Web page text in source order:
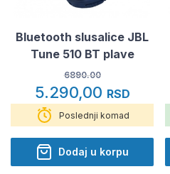
Bluetooth slusalice JBL
Tune 510 BT plave
6890.00
5.290,00 RSD
Poslednji komad
Dodaj u korpu